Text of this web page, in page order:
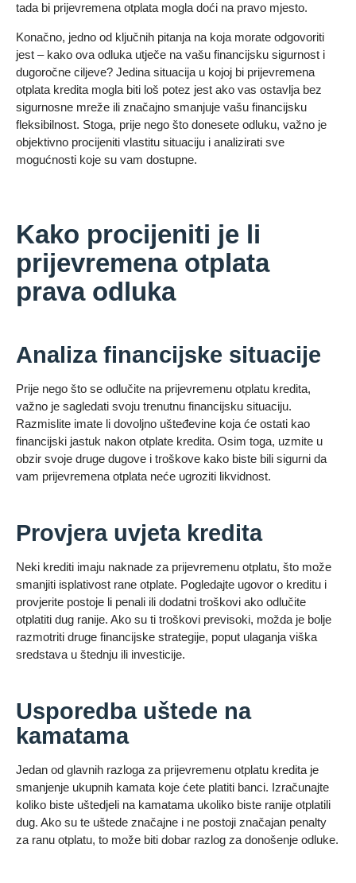
tada bi prijevremena otplata mogla doći na pravo mjesto.
Konačno, jedno od ključnih pitanja na koja morate odgovoriti
jest – kako ova odluka utječe na vašu financijsku sigurnost i
dugoročne ciljeve? Jedina situacija u kojoj bi prijevremena
otplata kredita mogla biti loš potez jest ako vas ostavlja bez
sigurnosne mreže ili značajno smanjuje vašu financijsku
fleksibilnost. Stoga, prije nego što donesete odluku, važno je
objektivno procijeniti vlastitu situaciju i analizirati sve
mogućnosti koje su vam dostupne.
Kako procijeniti je li
prijevremena otplata
prava odluka
Analiza financijske situacije
Prije nego što se odlučite na prijevremenu otplatu kredita,
važno je sagledati svoju trenutnu financijsku situaciju.
Razmislite imate li dovoljno ušteđevine koja će ostati kao
financijski jastuk nakon otplate kredita. Osim toga, uzmite u
obzir svoje druge dugove i troškove kako biste bili sigurni da
vam prijevremena otplata neće ugroziti likvidnost.
Provjera uvjeta kredita
Neki krediti imaju naknade za prijevremenu otplatu, što može
smanjiti isplativost rane otplate. Pogledajte ugovor o kreditu i
provjerite postoje li penali ili dodatni troškovi ako odlučite
otplatiti dug ranije. Ako su ti troškovi previsoki, možda je bolje
razmotriti druge financijske strategije, poput ulaganja viška
sredstava u štednju ili investicije.
Usporedba uštede na
kamatama
Jedan od glavnih razloga za prijevremenu otplatu kredita je
smanjenje ukupnih kamata koje ćete platiti banci. Izračunajte
koliko biste uštedjeli na kamatama ukoliko biste ranije otplatili
dug. Ako su te uštede značajne i ne postoji značajan penalty
za ranu otplatu, to može biti dobar razlog za donošenje odluke.